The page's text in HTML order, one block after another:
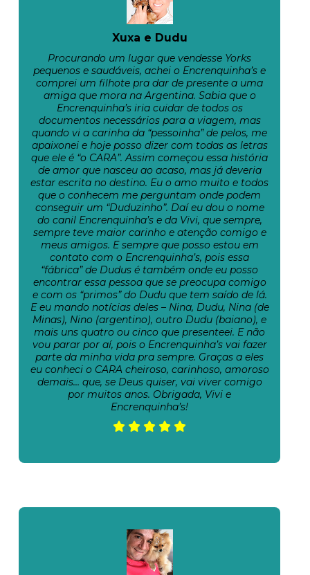
Xuxa e Dudu
Procurando um lugar que vendesse Yorks
pequenos e saudáveis, achei o Encrenquinha’s e
comprei um filhote pra dar de presente a uma
amiga que mora na Argentina. Sabia que o
Encrenquinha’s iria cuidar de todos os
documentos necessários para a viagem, mas
quando vi a carinha da “pessoinha” de pelos, me
apaixonei e hoje posso dizer com todas as letras
que ele é “o CARA”. Assim começou essa história
de amor que nasceu ao acaso, mas já deveria
estar escrita no destino. Eu o amo muito e todos
que o conhecem me perguntam onde podem
conseguir um “Duduzinho”. Daí eu dou o nome
do canil Encrenquinha’s e da Vivi, que sempre,
sempre teve maior carinho e atenção comigo e
meus amigos. E sempre que posso estou em
contato com o Encrenquinha’s, pois essa
“fábrica” de Dudus é também onde eu posso
encontrar essa pessoa que se preocupa comigo
e com os “primos” do Dudu que tem saído de lá.
E eu mando notícias deles – Nina, Dudu, Nina (de
Minas), Nino (argentino), outro Dudu (baiano), e
mais uns quatro ou cinco que presenteei. E não
vou parar por aí, pois o Encrenquinha’s vai fazer
parte da minha vida pra sempre. Graças a eles
eu conheci o CARA cheiroso, carinhoso, amoroso
demais… que, se Deus quiser, vai viver comigo
por muitos anos. Obrigada, Vivi e
Encrenquinha’s!